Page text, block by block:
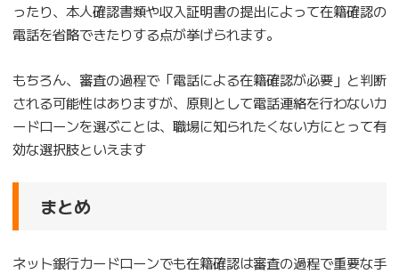
ったり、本人確認書類や収入証明書の提出によって在籍確認の
電話を省略できたりする点が挙げられます。
もちろん、審査の過程で「電話による在籍確認が必要」と判断
される可能性はありますが、原則として電話連絡を行わないカ
ードローンを選ぶことは、職場に知られたくない方にとって有
効な選択肢といえます
まとめ
ネット銀行カードローンでも在籍確認は審査の過程で重要な手